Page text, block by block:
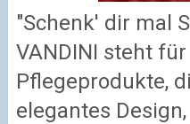
"Schenk' dir mal
VANDINI steht
Pflegeprodukte,
elegantes